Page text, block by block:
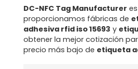
DC-NFC Tag Manufacturer
proporcionamos fábricas de
adhesiva rfid iso 15693 y
obtener la mejor cotización
precio más bajo de etiqueta